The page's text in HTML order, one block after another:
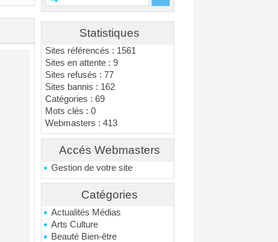
Statistiques
Sites référencés : 1561
Sites en attente : 9
Sites refusés : 77
Sites bannis : 162
Catégories : 69
Mots clés : 0
Webmasters : 413
Accés Webmasters
Gestion de votre site
Catégories
Actualités Médias
Arts Culture
Beauté Bien-être